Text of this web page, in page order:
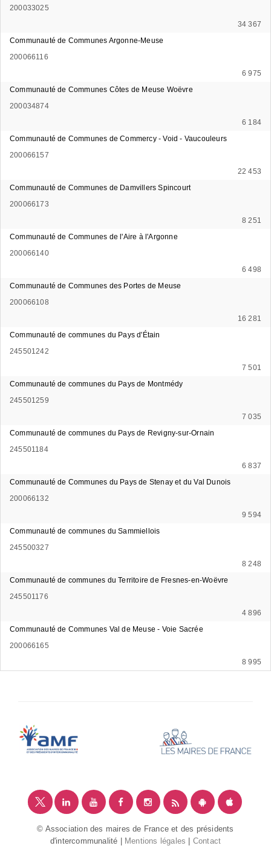
200033025
34 367
Communauté de Communes Argonne-Meuse
200066116
6 975
Communauté de Communes Côtes de Meuse Woëvre
200034874
6 184
Communauté de Communes de Commercy - Void - Vaucouleurs
200066157
22 453
Communauté de Communes de Damvillers Spincourt
200066173
8 251
Communauté de Communes de l'Aire à l'Argonne
200066140
6 498
Communauté de Communes des Portes de Meuse
200066108
16 281
Communauté de communes du Pays d'Étain
245501242
7 501
Communauté de communes du Pays de Montmédy
245501259
7 035
Communauté de communes du Pays de Revigny-sur-Ornain
245501184
6 837
Communauté de Communes du Pays de Stenay et du Val Dunois
200066132
9 594
Communauté de communes du Sammiellois
245500327
8 248
Communauté de communes du Territoire de Fresnes-en-Woëvre
245501176
4 896
Communauté de Communes Val de Meuse - Voie Sacrée
200066165
8 995
© Association des maires de France et des présidents
d'intercommunalité |
Mentions légales Contact